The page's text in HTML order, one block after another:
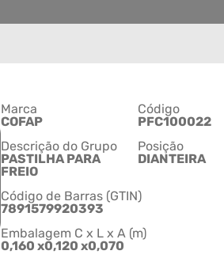
Marca
COFAP
Código
PFC100022
Descrição do Grupo
PASTILHA PARA
FREIO
Posição
DIANTEIRA
Código de Barras (GTIN)
7891579920393
Embalagem C x L x A (m)
0,160 x0,120 x0,070